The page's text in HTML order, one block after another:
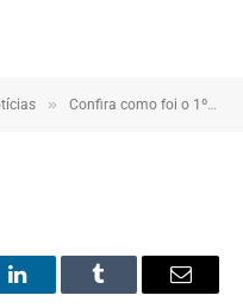
» Confira como foi o 1º dia do Carnaval de Coroatá
LinkedInTumblr Email